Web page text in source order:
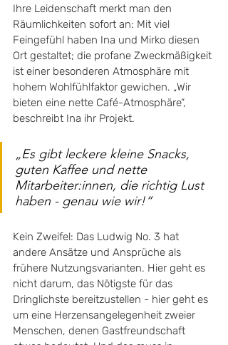
Ihre Leidenschaft merkt man den
Räumlichkeiten sofort an: Mit viel
Feingefühl haben Ina und Mirko diesen
Ort gestaltet; die profane Zweckmäßigkeit
ist einer besonderen Atmosphäre mit
hohem Wohlfühlfaktor gewichen. „Wir
bieten eine nette Café-Atmosphäre“,
beschreibt Ina ihr Projekt.
„Es gibt leckere kleine Snacks,
guten Kaffee und nette
Mitarbeiter:innen, die richtig Lust
haben - genau wie wir!“
Kein Zweifel: Das Ludwig No. 3 hat
andere Ansätze und Ansprüche als
frühere Nutzungsvarianten. Hier geht es
nicht darum, das Nötigste für das
Dringlichste bereitzustellen - hier geht es
um eine Herzensangelegenheit zweier
Menschen, denen Gastfreundschaft